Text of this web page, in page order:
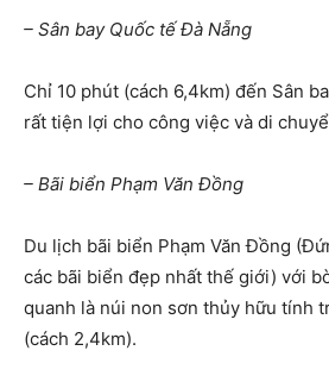
– Sân bay Quốc tế Đà Nẵng
Chỉ 10 phút (cách 6,4km) đến Sân
rất tiện lợi cho công việc và di
– Bãi biển Phạm Văn Đồng
Du lịch bãi biển Phạm Văn Đồng
các bãi biển đẹp nhất thế giới) với
quanh là núi non sơn thủy hữu tính
(cách 2,4km).